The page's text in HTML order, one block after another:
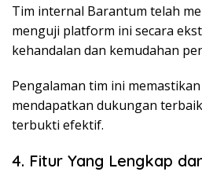
Tim internal Barantum telah
menguji platform ini secara
kehandalan dan kemudahan
Pengalaman tim ini
mendapatkan dukungan
terbukti efektif.
4. Fitur Yang Lengkap